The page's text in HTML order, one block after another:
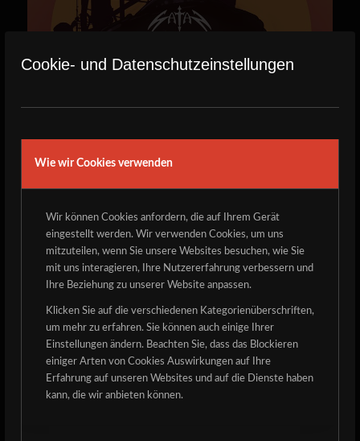
Cookie- und Datenschutzeinstellungen
Wie wir Cookies verwenden
Wir können Cookies anfordern, die auf Ihrem Gerät
eingestellt werden. Wir verwenden Cookies, um uns
mitzuteilen, wenn Sie unsere Websites besuchen, wie Sie
mit uns interagieren, Ihre Nutzererfahrung verbessern und
Ihre Beziehung zu unserer Website anpassen.
Klicken Sie auf die verschiedenen Kategorienüberschriften,
um mehr zu erfahren. Sie können auch einige Ihrer
Einstellungen ändern. Beachten Sie, dass das Blockieren
einiger Arten von Cookies Auswirkungen auf Ihre
Erfahrung auf unseren Websites und auf die Dienste haben
kann, die wir anbieten können.
eng. below
Da ist das Ding! Manch einer hat die vorherige Version
schon auf dem KIT in Echt bestaunen können. Jetzt auch